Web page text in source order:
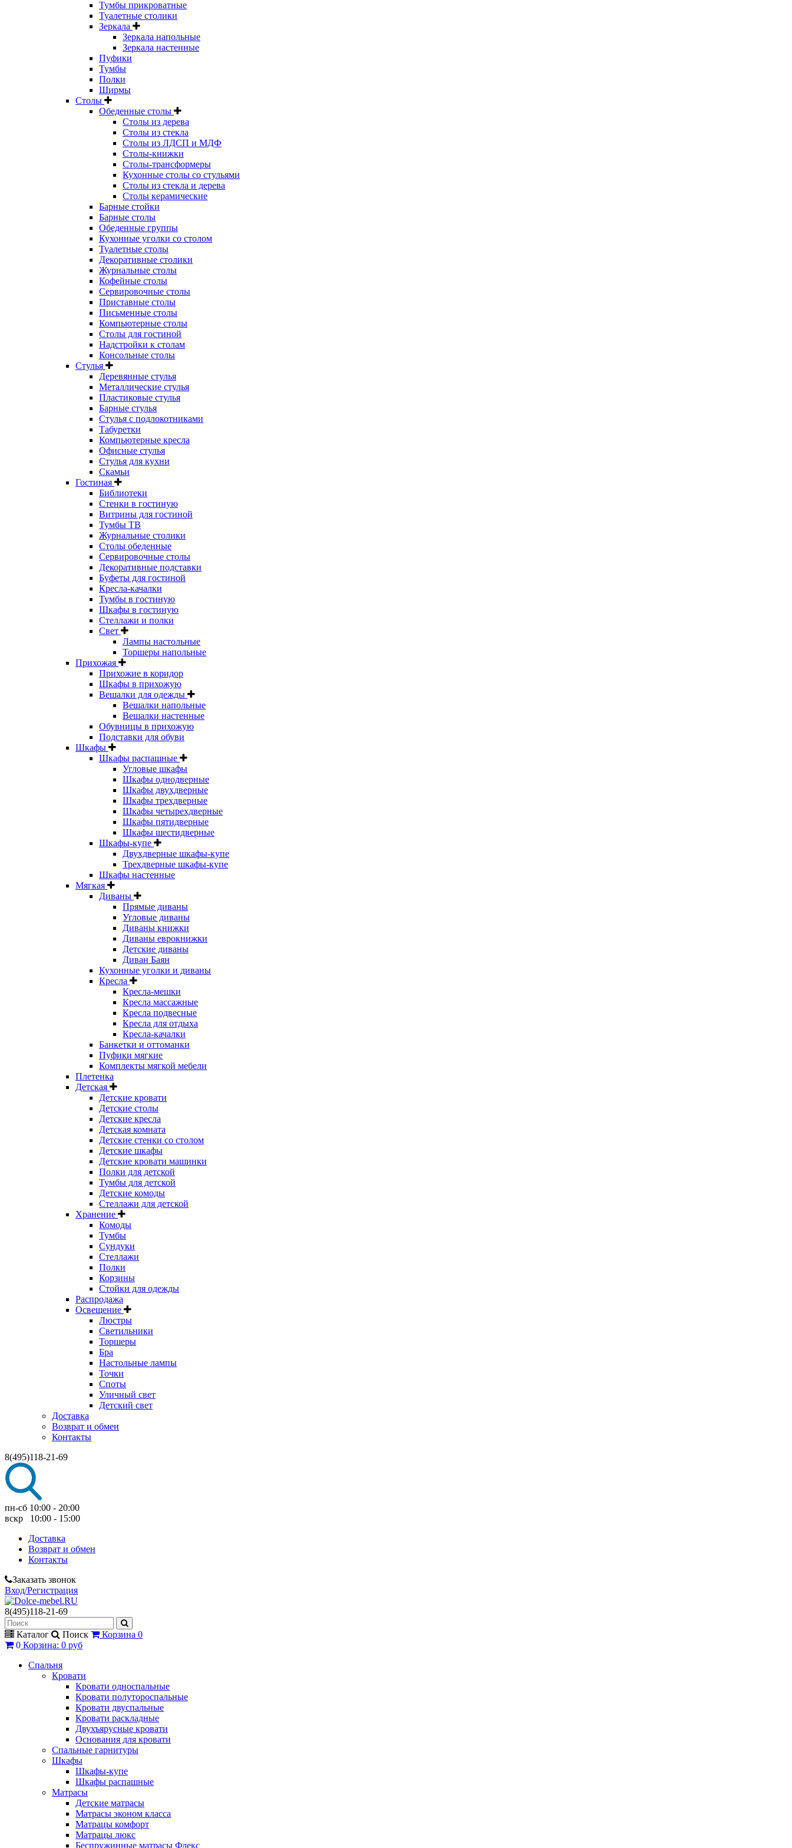
Тумбы прикроватные
Туалетные столики
Зеркала
Зеркала напольные
Зеркала настенные
Пуфики
Тумбы
Полки
Ширмы
Столы
Обеденные столы
Столы из дерева
Столы из стекла
Столы из ЛДСП и МДФ
Столы-книжки
Столы-трансформеры
Кухонные столы со стульями
Столы из стекла и дерева
Столы керамические
Барные стойки
Барные столы
Обеденные группы
Кухонные уголки со столом
Туалетные столы
Декоративные столики
Журнальные столы
Кофейные столы
Сервировочные столы
Приставные столы
Письменные столы
Компьютерные столы
Столы для гостиной
Надстройки к столам
Консольные столы
Стулья
Деревянные стулья
Металлические стулья
Пластиковые стулья
Барные стулья
Стулья с подлокотниками
Табуретки
Компьютерные кресла
Офисные стулья
Стулья для кухни
Скамьи
Гостиная
Библиотеки
Стенки в гостиную
Витрины для гостиной
Тумбы ТВ
Журнальные столики
Столы обеденные
Сервировочные столы
Декоративные подставки
Буфеты для гостиной
Кресла-качалки
Тумбы в гостиную
Шкафы в гостиную
Стеллажи и полки
Свет
Лампы настольные
Торшеры напольные
Прихожая
Прихожие в коридор
Шкафы в прихожую
Вешалки для одежды
Вешалки напольные
Вешалки настенные
Обувницы в прихожую
Подставки для обуви
Шкафы
Шкафы распашные
Угловые шкафы
Шкафы однодверные
Шкафы двухдверные
Шкафы трехдверные
Шкафы четырехдверные
Шкафы пятидверные
Шкафы шестидверные
Шкафы-купе
Двухдверные шкафы-купе
Трехдверные шкафы-купе
Шкафы настенные
Мягкая
Диваны
Прямые диваны
Угловые диваны
Диваны книжки
Диваны еврокнижки
Детские диваны
Диван Баян
Кухонные уголки и диваны
Кресла
Кресла-мешки
Кресла массажные
Кресла подвесные
Кресла для отдыха
Кресла-качалки
Банкетки и оттоманки
Пуфики мягкие
Комплекты мягкой мебели
Плетенка
Детская
Детские кровати
Детские столы
Детские кресла
Детская комната
Детские стенки со столом
Детские шкафы
Детские кровати машинки
Полки для детской
Тумбы для детской
Детские комоды
Стеллажи для детской
Хранение
Комоды
Тумбы
Сундуки
Стеллажи
Полки
Корзины
Стойки для одежды
Распродажа
Освещение
Люстры
Светильники
Торшеры
Бра
Настольные лампы
Точки
Споты
Уличный свет
Детский свет
Доставка
Возврат и обмен
Контакты
8(495)118-21-69
пн-сб 10:00 - 20:00
вскр 10:00 - 15:00
Доставка
Возврат и обмен
Контакты
Заказать звонок
Вход/Регистрация
8(495)118-21-69
Каталог Поиск Корзина 0
0 Корзина: 0 руб
Спальня
Кровати
Кровати односпальные
Кровати полутороспальные
Кровати двуспальные
Кровати раскладные
Двухъярусные кровати
Основания для кровати
Спальные гарнитуры
Шкафы
Шкафы-купе
Шкафы распашные
Матрасы
Детские матрасы
Матрасы эконом класса
Матрацы комфорт
Матрацы люкс
Беспружинные матрасы Флекс